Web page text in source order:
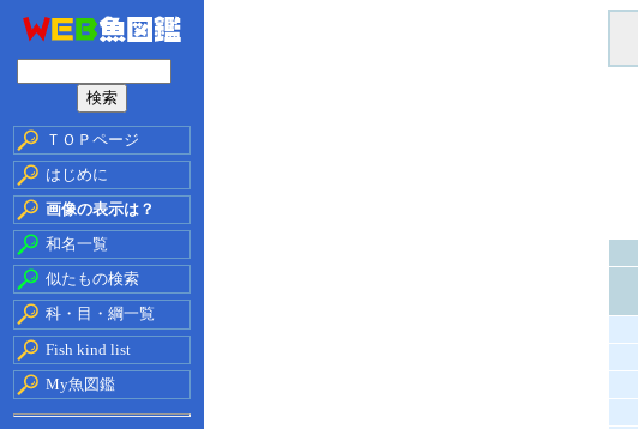
ＴＯＰページ
はじめに
画像の表示は？
和名一覧
似たもの検索
科・目・綱一覧
Fish kind list
My魚図鑑